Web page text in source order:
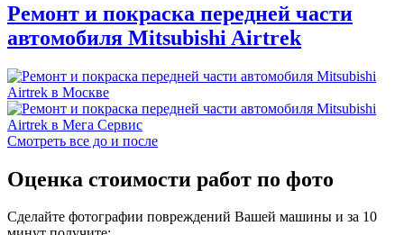
Ремонт и покраска передней части
автомобиля Mitsubishi Airtrek
Смотреть все до и после
Оценка стоимости работ по фото
Сделайте фотографии повреждений Вашей машины и за 10